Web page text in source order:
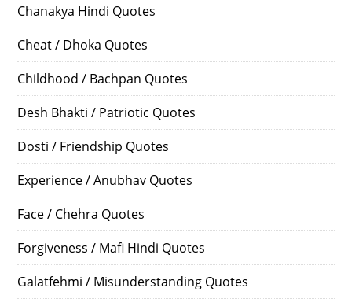
Chanakya Hindi Quotes
Cheat / Dhoka Quotes
Childhood / Bachpan Quotes
Desh Bhakti / Patriotic Quotes
Dosti / Friendship Quotes
Experience / Anubhav Quotes
Face / Chehra Quotes
Forgiveness / Mafi Hindi Quotes
Galatfehmi / Misunderstanding Quotes